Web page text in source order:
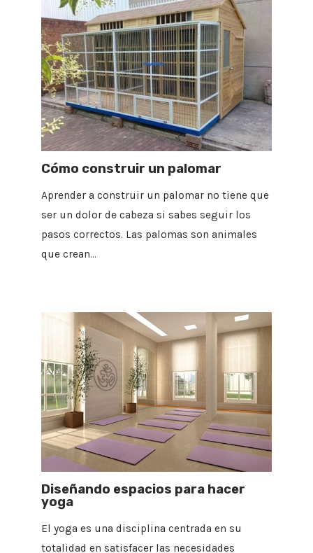
Cómo construir un palomar
Aprender a construir un palomar no tiene que
ser un dolor de cabeza si sabes seguir los
pasos correctos. Las palomas son animales
que crean…
Diseñando espacios para hacer
yoga
El yoga es una disciplina centrada en su
totalidad en satisfacer las necesidades